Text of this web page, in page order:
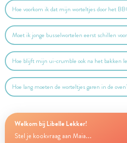
Hoe voorkom ik dat mijn worteltjes door het
Moet ik jonge busselwortelen eerst schillen
Hoe blijft mijn ui-crumble ook na het bakken
Hoe lang moeten de worteltjes garen in de
Welkom bij Libelle Lekker!
Stel je kookvraag aan Maia...